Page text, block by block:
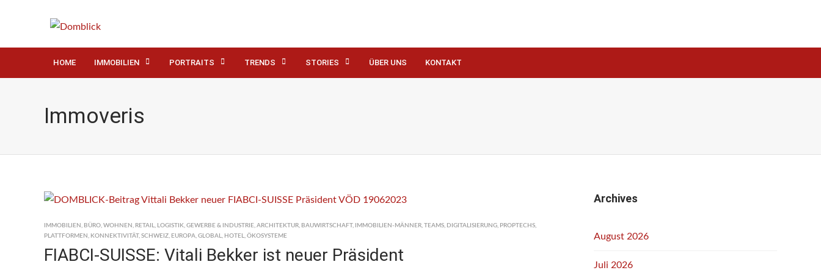
HOME IMMOBILIEN PORTRAITS TRENDS STORIES ÜBER UNS KONTAKT
Immoveris
IMMOBILIEN , BÜRO, WOHNEN , RETAIL, LOGISTIK, GEWERBE & INDUSTRIE, ARCHITEKTUR, BAUWIRTSCHAFT, IMMOBILIEN-MÄNNER, TEAMS, DIGITALISIERUNG, PROPTECHS,
PLATTFORMEN , KONNEKTIVITÄT, SCHWEIZ, EUROPA, GLOBAL, HOTEL, ÖKOSYSTEME
FIABCI-SUISSE: Vitali Bekker ist neuer Präsident
Archives
August 2026
Juli 2026